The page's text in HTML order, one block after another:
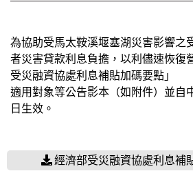
為協助受馬太鞍溪堰塞湖災害影響之
者災害貸款利息負擔，以利儘速恢復
受災融資協處利息補貼加碼要點」
適用對象等公告影本（如附件）並自
日生效。
經濟部受災融資協處利息補